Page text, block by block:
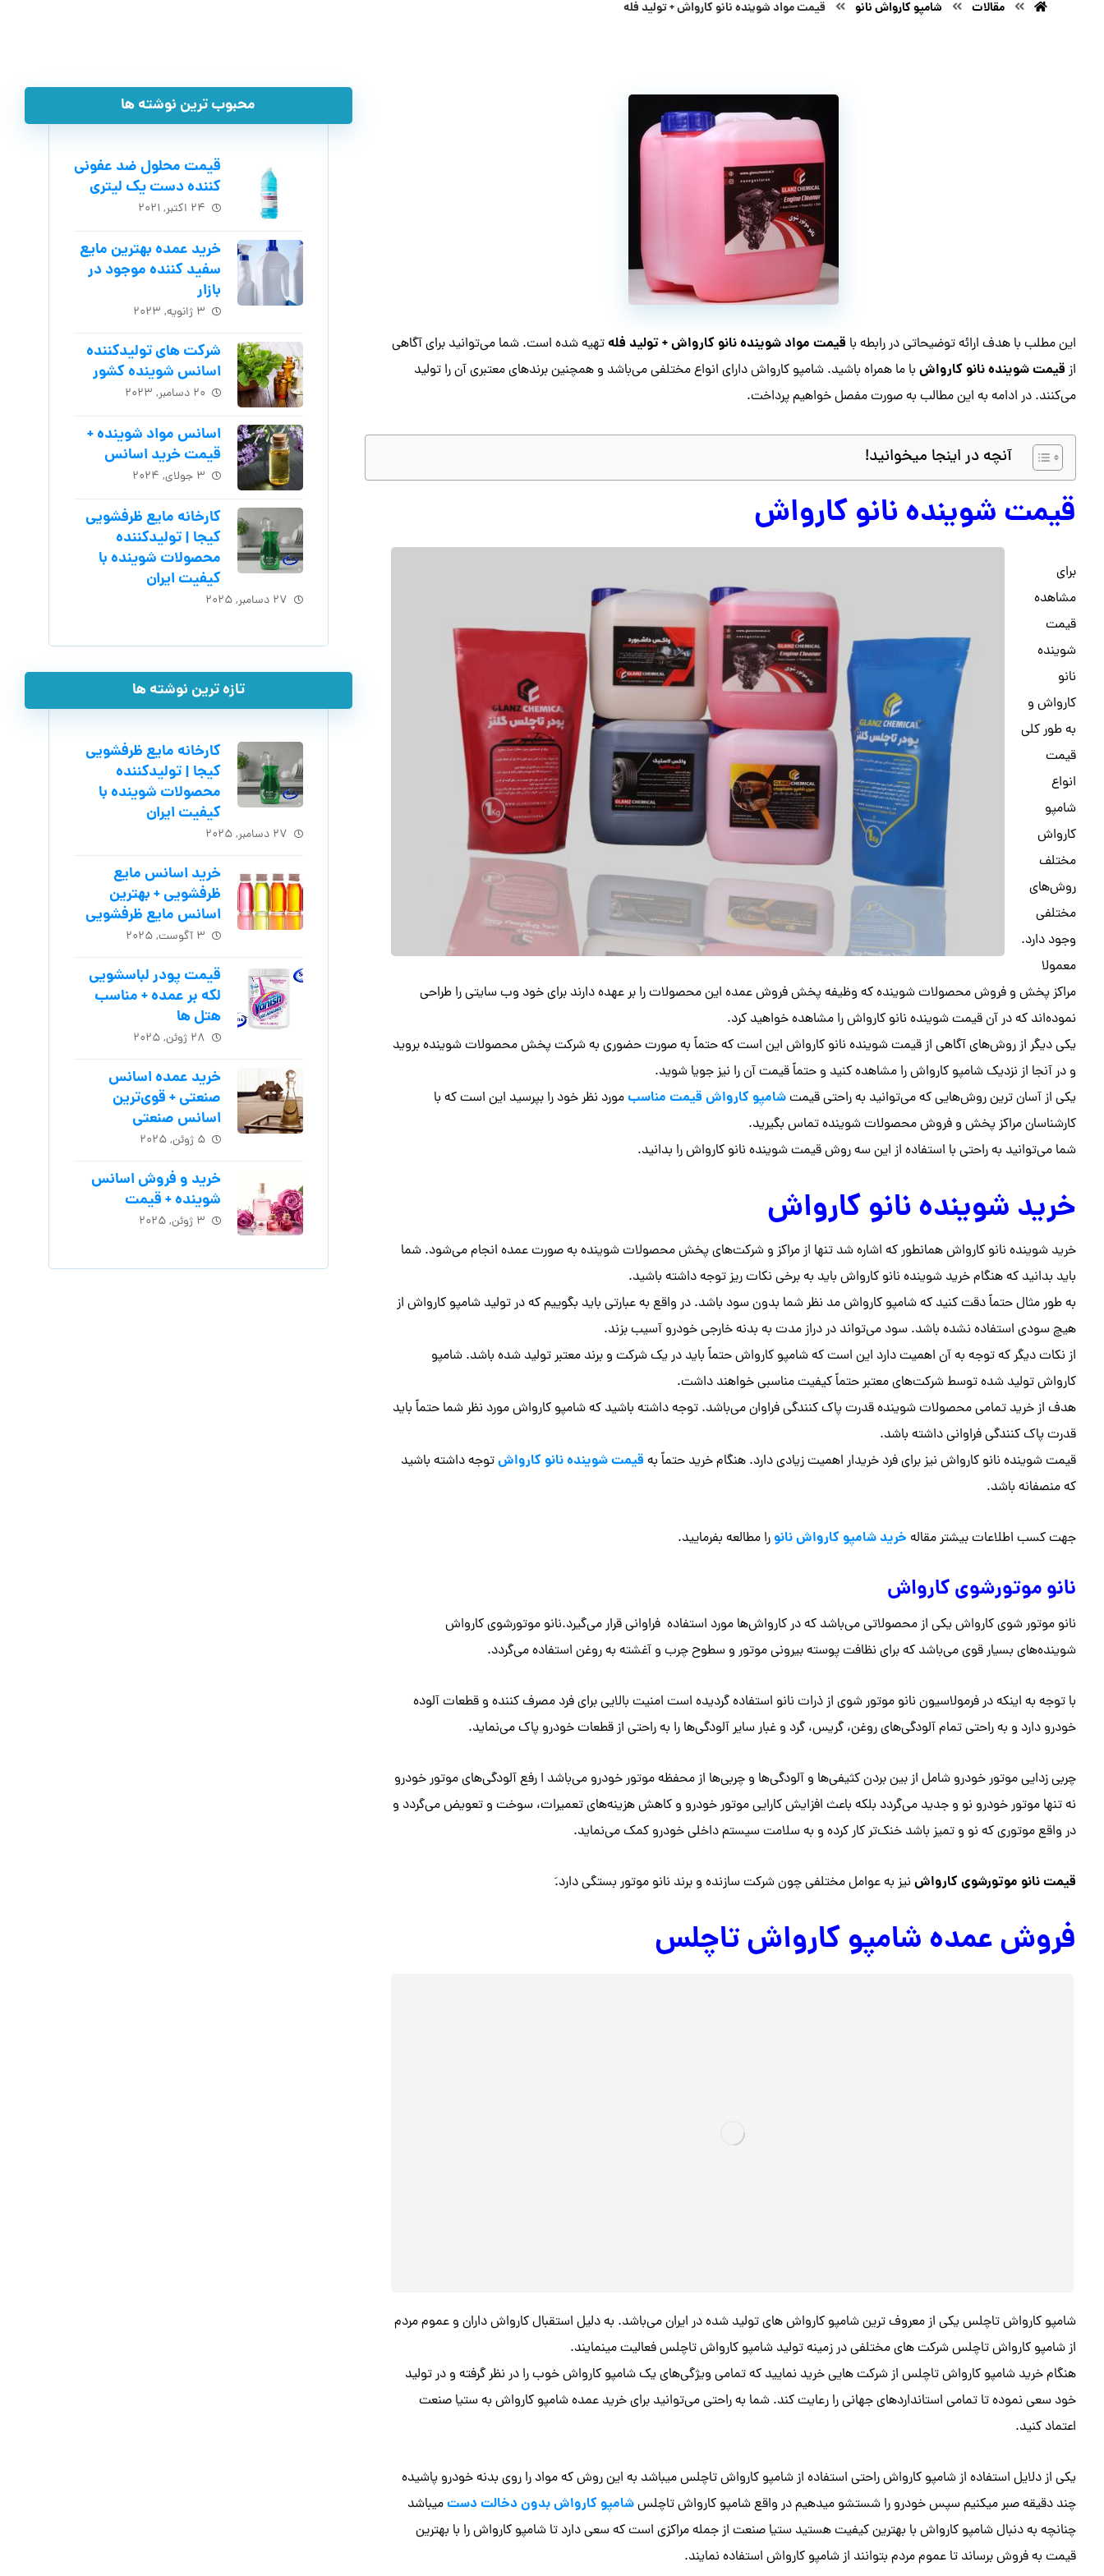
مقالات شامپو کارواش نانو قیمت مواد شوینده نانو کارواش + تولید فله
این مطلب با هدف ارائه توضیحاتی در رابطه با قیمت مواد شوینده نانو کارواش + تولید فلهتهیه شده است. شما می‌توانید برای آگاهی
از قیمت شوینده نانو کارواشبا ما همراه باشید. شامپو کارواش دارای انواع مختلفی می‌باشد و همچنین برندهای معتبری آن را تولید
می‌کنند. در ادامه به این مطالب به صورت مفصل خواهیم پرداخت.
آنچه در اینجا میخوانید!
قیمت شوینده نانو کارواش
برای
مشاهده
قیمت
شوینده
نانو
کارواش و
به طور کلی
قیمت
انواع
شامپو
کارواش
مختلف
روش‌های
مختلفی
وجود دارد.
معمولا
مراکز پخش و فروش محصولات شوینده که وظیفه پخش فروش عمده این محصولات را بر عهده دارند برای خود وب سایتی را طراحی
نموده‌اند که در آن قیمت شوینده نانو کارواش را مشاهده خواهید کرد.
یکی دیگر از روش‌های آگاهی از قیمت شوینده نانو کارواش این است که حتماً به صورت حضوری به شرکت پخش محصولات شوینده بروید
و در آنجا از نزدیک شامپو کارواش را مشاهده کنید و حتماً قیمت آن را نیز جویا شوید.
یکی از آسان ترین روش‌هایی که می‌توانید به راحتی قیمتشامپو کارواش قیمت مناسبمورد نظر خود را بپرسید این است که با
کارشناسان مراکز پخش و فروش محصولات شوینده تماس بگیرید.
شما می‌توانید به راحتی با استفاده از این سه روش قیمت شوینده نانو کارواش را بدانید.
خرید شوینده نانو کارواش
خرید شوینده نانو کارواش همانطور که اشاره شد تنها از مراکز و شرکت‌های پخش محصولات شوینده به صورت عمده انجام می‌شود. شما
باید بدانید که هنگام خرید شوینده نانو کارواش باید به برخی نکات ریز توجه داشته باشید.
به طور مثال حتماً دقت کنید که شامپو کارواش مد نظر شما بدون سود باشد. در واقع به عبارتی باید بگوییم که در تولید شامپو کارواش از
هیچ سودی استفاده نشده باشد. سود می‌تواند در دراز مدت به بدنه خارجی خودرو آسیب بزند.
از نکات دیگر که توجه به آن اهمیت دارد این است که شامپو کارواش حتماً باید در یک شرکت و برند معتبر تولید شده باشد. شامپو
کارواش تولید شده توسط شرکت‌های معتبر حتماً کیفیت مناسبی خواهند داشت.
هدف از خرید تمامی محصولات شوینده قدرت پاک کنندگی فراوان می‌باشد. توجه داشته باشید که شامپو کارواش مورد نظر شما حتماً باید
قدرت پاک کنندگی فراوانی داشته باشد.
قیمت شوینده نانو کارواش نیز برای فرد خریدار اهمیت زیادی دارد. هنگام خرید حتماً به قیمت شوینده نانو کارواشتوجه داشته باشید
که منصفانه باشد.
جهت کسب اطلاعات بیشتر مقاله خرید شامپو کارواش نانو را مطالعه بفرمایید.
نانو موتورشوی کارواش
نانو موتور شوی کارواش یکی از محصولاتی می‌باشد که در کارواش‌ها مورد استفاده فراوانی قرار می‌گیرد.نانو موتورشوی کارواش
شوینده‌های بسیار قوی می‌باشد که برای نظافت پوسته بیرونی موتور و سطوح چرب و آغشته به روغن استفاده می‌گردد.
با توجه به اینکه در فرمولاسیون نانو موتور شوی از ذرات نانو استفاده گردیده است امنیت بالایی برای فرد مصرف کننده و قطعات آلوده
خودرو دارد و به راحتی تمام آلودگی‌های روغن، گریس، گرد و غبار سایر آلودگی‌ها را به راحتی از قطعات خودرو پاک می‌نماید.
چربی زدایی موتور خودرو شامل از بین بردن کثیفی‌ها و آلودگی‌ها و چربی‌ها از محفظه موتور خودرو می‌باشد ا رفع آلودگی‌های موتور خودرو
نه تنها موتور خودرو نو و جدید می‌گردد بلکه باعث افزایش کارایی موتور خودرو و کاهش هزینه‌های تعمیرات، سوخت و تعویض می‌گردد و
در واقع موتوری که نو و تمیز باشد خنک‌تر کار کرده و به سلامت سیستم داخلی خودرو کمک می‌نماید.
قیمت نانو موتورشوی کارواشنیز به عوامل مختلفی چون شرکت سازنده و برند نانو موتور بستگی دارد.َ
فروش عمده شامپو کارواش تاچلس
شامپو کارواش تاچلس یکی از معروف ترین شامپو کارواش‌ های تولید شده در ایران می‌باشد. به دلیل استقبال کارواش داران و عموم مردم
از شامپو کارواش تاچلس شرکت های مختلفی در زمینه تولید شامپو کارواش تاچلس فعالیت مینمایند.
هنگام خرید شامپو کارواش تاچلس از شرکت هایی خرید نمایید که تمامی ویژگی‌های یک شامپو کارواش خوب را در نظر گرفته و در تولید
خود سعی نموده تا تمامی استانداردهای جهانی را رعایت کند. شما به راحتی می‌توانید برای خرید عمده شامپو کارواش به ستیا صنعت
اعتماد کنید.
یکی از دلایل استفاده از شامپو کارواش راحتی استفاده از شامپو کارواش تاچلس میباشد به این روش که مواد را روی بدنه خودرو پاشیده
چند دقیقه صبر میکنیم سپس خودرو را شستشو میدهیم در واقع شامپو کارواش تاچلسشامپو کارواش بدون دخالت دستمیباشد
چنانچه به دنبال شامپو کارواش با بهترین کیفیت هستید ستیا صنعت از جمله مراکزی است که سعی دارد تا شامپو کارواش را با بهترین
قیمت به فروش برساند تا عموم مردم بتوانند از شامپو کارواش استفاده نمایند.
محبوب ترین نوشته ها
قیمت محلول ضد عفونی
کننده دست یک لیتری
۲۴ اکتبر, ۲۰۲۱
خرید عمده بهترین مایع
سفید کننده موجود در
بازار
۳ ژانویه, ۲۰۲۳
شرکت های تولیدکننده
اسانس شوینده کشور
۲۰ دسامبر, ۲۰۲۳
اسانس مواد شوینده +
قیمت خرید اسانس
۳ جولای, ۲۰۲۴
کارخانه مایع ظرفشویی
کیجا | تولیدکننده
محصولات شوینده با
کیفیت ایران
۲۷ دسامبر, ۲۰۲۵
تازه ترین نوشته ها
کارخانه مایع ظرفشویی
کیجا | تولیدکننده
محصولات شوینده با
کیفیت ایران
۲۷ دسامبر, ۲۰۲۵
خرید اسانس مایع
ظرفشویی + بهترین
اسانس مایع ظرفشویی
۳ آگوست, ۲۰۲۵
قیمت پودر لباسشویی
لکه بر عمده + مناسب
هتل ها
۲۸ ژوئن, ۲۰۲۵
خرید عمده اسانس
صنعتی + قوی‌ترین
اسانس‌ صنعتی
۵ ژوئن, ۲۰۲۵
خرید و فروش اسانس
شوینده + قیمت
۳ ژوئن, ۲۰۲۵